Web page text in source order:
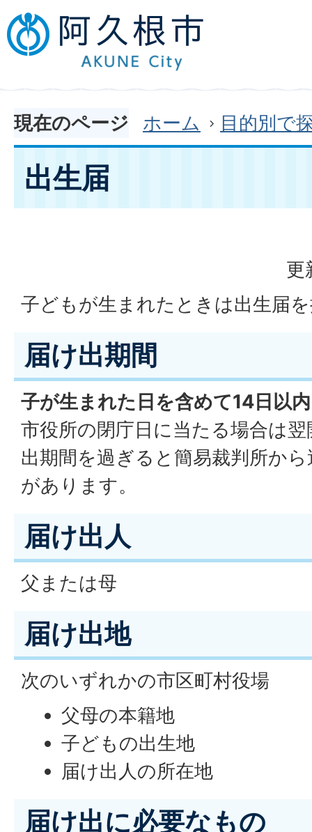
現在のページ ホーム 目的別で
出生届
更
子どもが生まれたときは出生届
届け出期間
子が生まれた日を含めて14日以内
市役所の閉庁日に当たる場合は
出期間を過ぎると簡易裁判所か
があります。
届け出人
父または母
届け出地
次のいずれかの市区町村役場
父母の本籍地
子どもの出生地
届け出人の所在地
届け出に必要なもの